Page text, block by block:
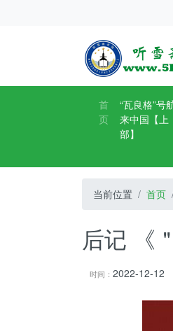
首
页
“瓦良格”号
来中国【上
部】
当前位置 首页
后记 《
时间：2022-12-12